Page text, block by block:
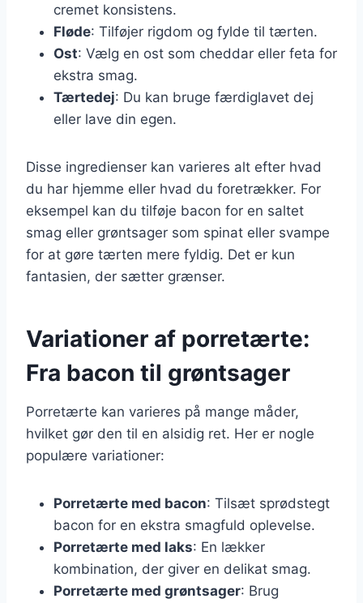
cremet konsistens.
Fløde: Tilføjer rigdom og fylde til tærten.
Ost: Vælg en ost som cheddar eller feta for
ekstra smag.
Tærtedej: Du kan bruge færdiglavet dej
eller lave din egen.
Disse ingredienser kan varieres alt efter hvad
du har hjemme eller hvad du foretrækker. For
eksempel kan du tilføje bacon for en saltet
smag eller grøntsager som spinat eller svampe
for at gøre tærten mere fyldig. Det er kun
fantasien, der sætter grænser.
Variationer af porretærte:
Fra bacon til grøntsager
Porretærte kan varieres på mange måder,
hvilket gør den til en alsidig ret. Her er nogle
populære variationer:
Porretærte med bacon: Tilsæt sprødstegt
bacon for en ekstra smagfuld oplevelse.
Porretærte med laks: En lækker
kombination, der giver en delikat smag.
Porretærte med grøntsager: Brug